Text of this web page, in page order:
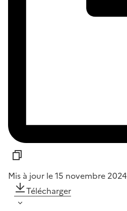
Mis à jour le 15 novembre 2024
Télécharger